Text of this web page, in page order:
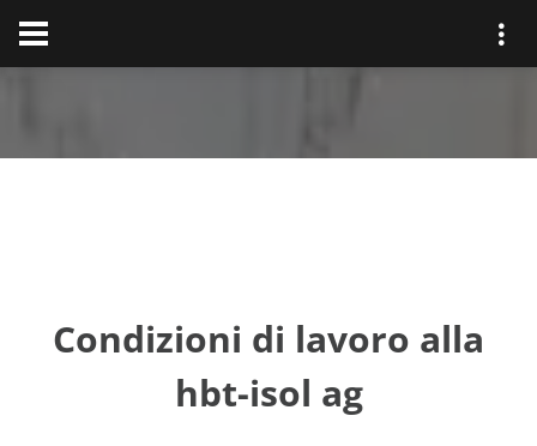
Condizioni di lavoro alla
hbt-isol ag